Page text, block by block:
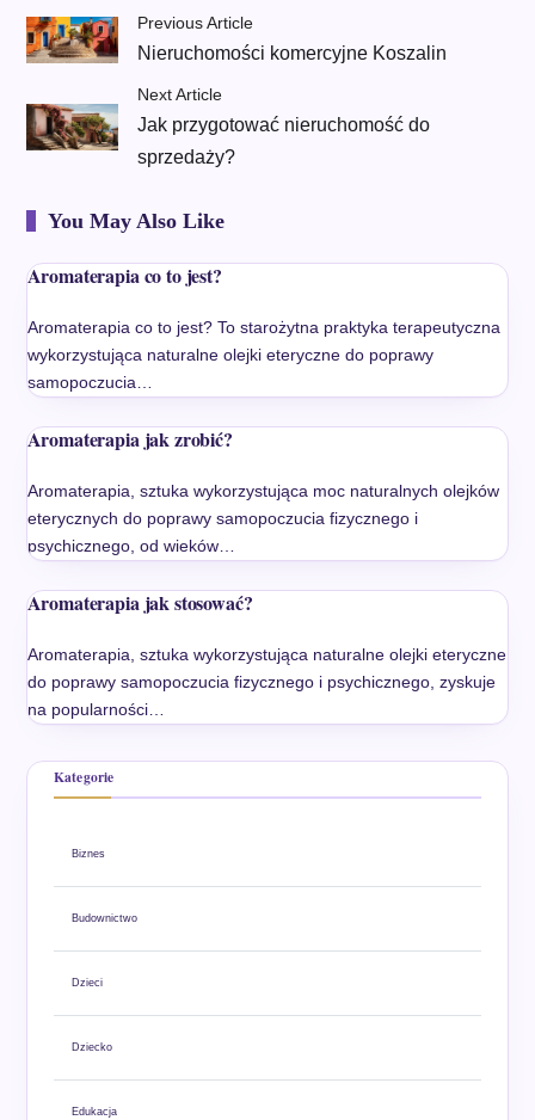
Previous Article
Nieruchomości komercyjne Koszalin
Next Article
Jak przygotować nieruchomość do
sprzedaży?
You May Also Like
Aromaterapia co to jest?
Aromaterapia co to jest? To starożytna praktyka terapeutyczna
wykorzystująca naturalne olejki eteryczne do poprawy
samopoczucia…
Aromaterapia jak zrobić?
Aromaterapia, sztuka wykorzystująca moc naturalnych olejków
eterycznych do poprawy samopoczucia fizycznego i
psychicznego, od wieków…
Aromaterapia jak stosować?
Aromaterapia, sztuka wykorzystująca naturalne olejki eteryczne
do poprawy samopoczucia fizycznego i psychicznego, zyskuje
na popularności…
Kategorie
Biznes
Budownictwo
Dzieci
Dziecko
Edukacja